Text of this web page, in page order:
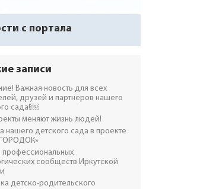
с портала
записи
Важная новость для всех
друзей и партнеров нашего
сада!￼
меняют жизнь людей!
нашего детского сада в проекте
сообществ Иркутской
детско-родительского